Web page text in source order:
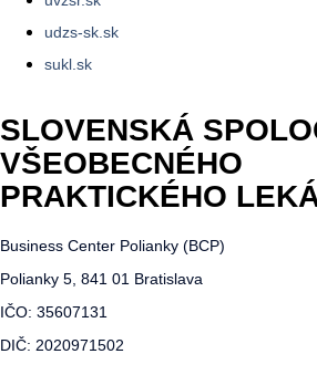
udzs-sk.sk
sukl.sk
SLOVENSKÁ
VŠEOBECNÉHO
PRAKTICKÉHO
Business Center Polianky (BCP)
Polianky 5, 841 01 Bratislava
IČO: 35607131
DIČ: 2020971502